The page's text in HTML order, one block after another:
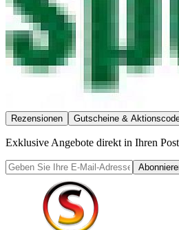
Rezensionen Gutscheine &
Exklusive Angebote direkt in Ihren